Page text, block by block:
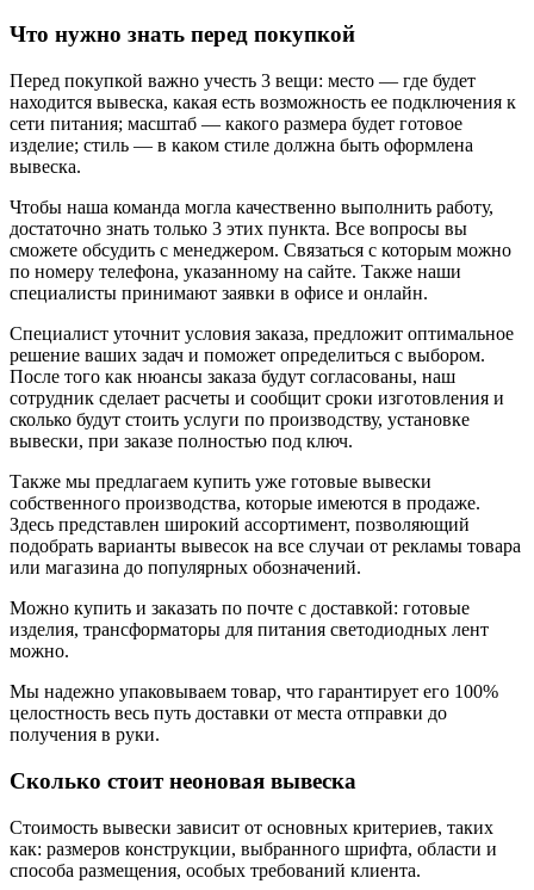
Что нужно знать перед покупкой
Перед покупкой важно учесть 3 вещи: место — где будет
находится вывеска, какая есть возможность ее подключения к
сети питания; масштаб — какого размера будет готовое
изделие; стиль — в каком стиле должна быть оформлена
вывеска.
Чтобы наша команда могла качественно выполнить работу,
достаточно знать только 3 этих пункта. Все вопросы вы
сможете обсудить с менеджером. Связаться с которым можно
по номеру телефона, указанному на сайте. Также наши
специалисты принимают заявки в офисе и онлайн.
Специалист уточнит условия заказа, предложит оптимальное
решение ваших задач и поможет определиться с выбором.
После того как нюансы заказа будут согласованы, наш
сотрудник сделает расчеты и сообщит сроки изготовления и
сколько будут стоить услуги по производству, установке
вывески, при заказе полностью под ключ.
Также мы предлагаем купить уже готовые вывески
собственного производства, которые имеются в продаже.
Здесь представлен широкий ассортимент, позволяющий
подобрать варианты вывесок на все случаи от рекламы товара
или магазина до популярных обозначений.
Можно купить и заказать по почте с доставкой: готовые
изделия, трансформаторы для питания светодиодных лент
можно.
Мы надежно упаковываем товар, что гарантирует его 100%
целостность весь путь доставки от места отправки до
получения в руки.
Сколько стоит неоновая вывеска
Стоимость вывески зависит от основных критериев, таких
как: размеров конструкции, выбранного шрифта, области и
способа размещения, особых требований клиента.